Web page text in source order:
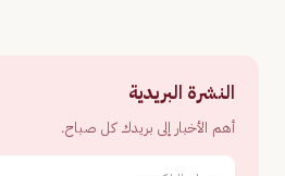
النشرة البريدية
أهم الأخبار إلى بريدك كل صباح.